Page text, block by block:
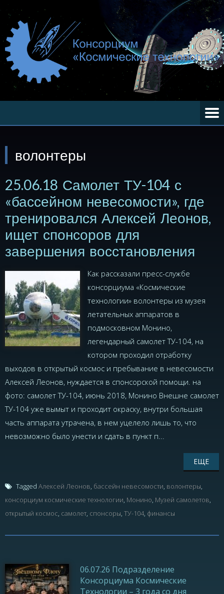
волонтеры
25.06.18 Самолет ТУ-104 с
«бассейном невесомости», где
тренировался Алексей Леонов,
ищет спонсоров для
завершения восстановления
Как рассказали пресс-службе
консорциума «Космические
технологии» волонтеры из музея
летательных аппаратов в
подмосковном Монино,
легендарный самолет ТУ-104, на
котором проходил отработку
выходов в открытый космос и пребывание в невесомости
Алексей Леонов, нуждается в спонсорской помощи. на
фото: самолет ТУ-104, июнь 2018, Монино Внешне самолет
ТУ-104 уже вымыт и проходит окраску, внутри большая
часть аппарата утрачена, в нем уцелело лишь то, что
невозможно было унести и сдать в пункт п...
ЕЩЕ
Tagged Алексей Леонов бассейн невесомости волонтеры
консорциум космические технологии Монино Музей самолетов
открытый космос самолет спонсоры ТУ-104, финансы
06.07.26 Подразделение
Консорциума Космические
Технологии – 3 года со дня